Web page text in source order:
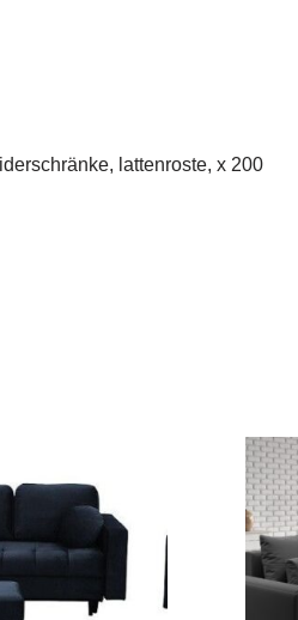
lattenroste, x 200